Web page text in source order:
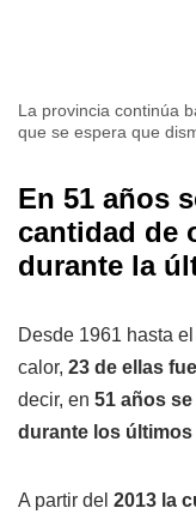
La provincia continúa
que se espera que
En 51 años
cantidad de
durante la
Desde 1961 hasta
calor, 23 de ellas
decir, en 51 años
durante los últimos
A partir del 2013 la